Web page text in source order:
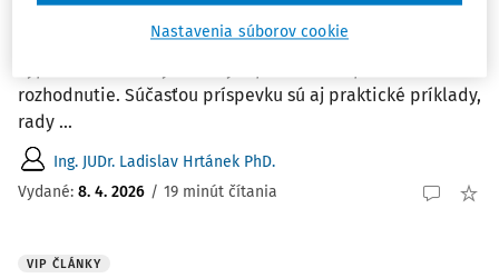
krokom obcí, ktoré musia nevyhnutne vykonať, aby bola
rozhodnutie. Súčasťou príspevku sú aj praktické príklady,
rady ...
Ing. JUDr. Ladislav Hrtánek PhD.
Vydané: 8. 4. 2026 / 19 minút čítania
VIP ČLÁNKY
Nastavenia súborov cookie